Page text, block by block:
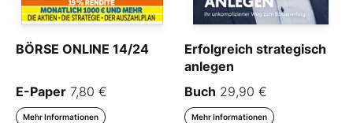
BÖRSE ONLINE 14/24
E-Paper 7,80 €
Mehr Informationen
Erfolgreich strategisch
anlegen
Buch 29,90 €
Mehr Informationen